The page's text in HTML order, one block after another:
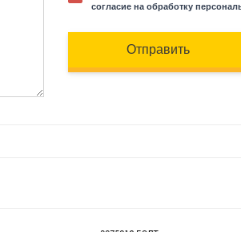
согласие на обработку
Отправить